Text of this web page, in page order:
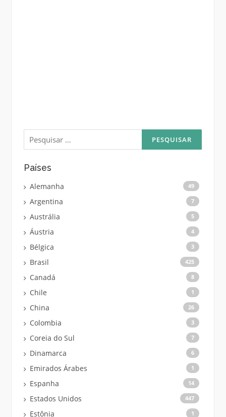
Pesquisar
por:
Países
Alemanha 49
Argentina 7
Austrália 5
Áustria 4
Bélgica 3
Brasil 425
Canadá 8
Chile 1
China 26
Colombia 3
Coreia do Sul 7
Dinamarca 6
Emirados Árabes 1
Espanha 14
Estados Unidos 447
Estônia 1